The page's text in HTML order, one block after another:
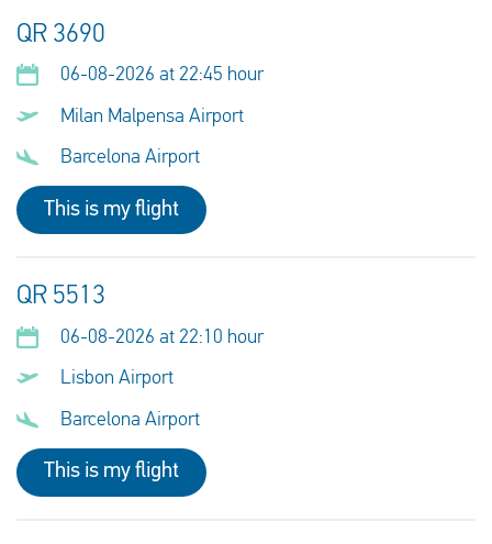
QR 3690
06-08-2026 at 22:45 hour
Milan Malpensa Airport
Barcelona Airport
This is my flight
QR 5513
06-08-2026 at 22:10 hour
Lisbon Airport
Barcelona Airport
This is my flight